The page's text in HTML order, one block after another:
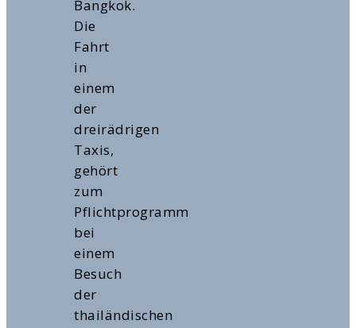
Bangkok.
Die
Fahrt
in
einem
der
dreirädrigen
Taxis,
gehört
zum
Pflichtprogramm
bei
einem
Besuch
der
thailändischen